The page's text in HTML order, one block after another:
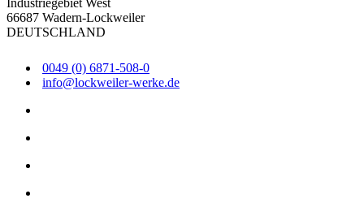
Industriegebiet West
66687 Wadern-Lockweiler
DEUTSCHLAND
0049 (0) 6871-508-0
info@lockweiler-werke.de